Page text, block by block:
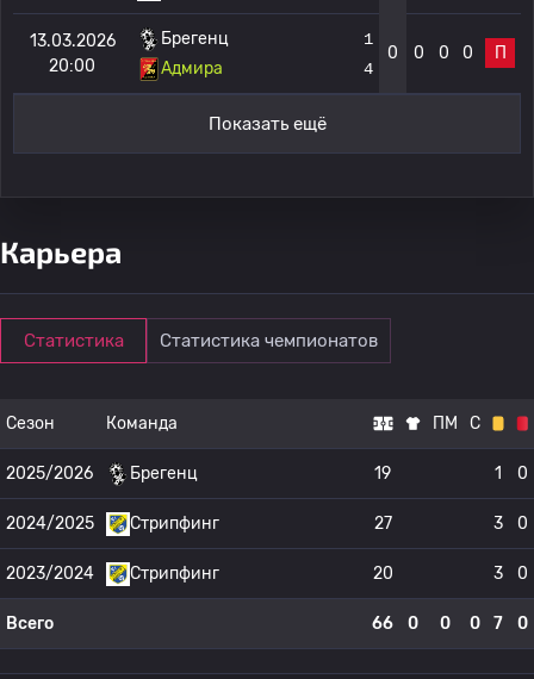
13.03.2026
20:00
Брегенц
Адмира
1
4
0 0 0 0 П
Показать ещё
Карьера
Статистика Статистика чемпионатов
Сезон Команда ПМ С
2025/2026 Брегенц 19 1 0
2024/2025 Стрипфинг 27 3 0
2023/2024 Стрипфинг 20 3 0
Всего 66 0 0 0 7 0